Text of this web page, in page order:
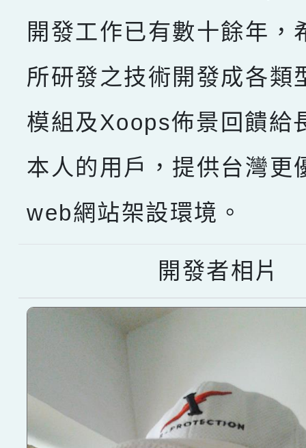
開發工作已有數十餘年，
所研發之技術開發成各類
模組及Xoops佈景回饋給
本人的用戶，提供台灣更
web網站架設環境。
開發者相片